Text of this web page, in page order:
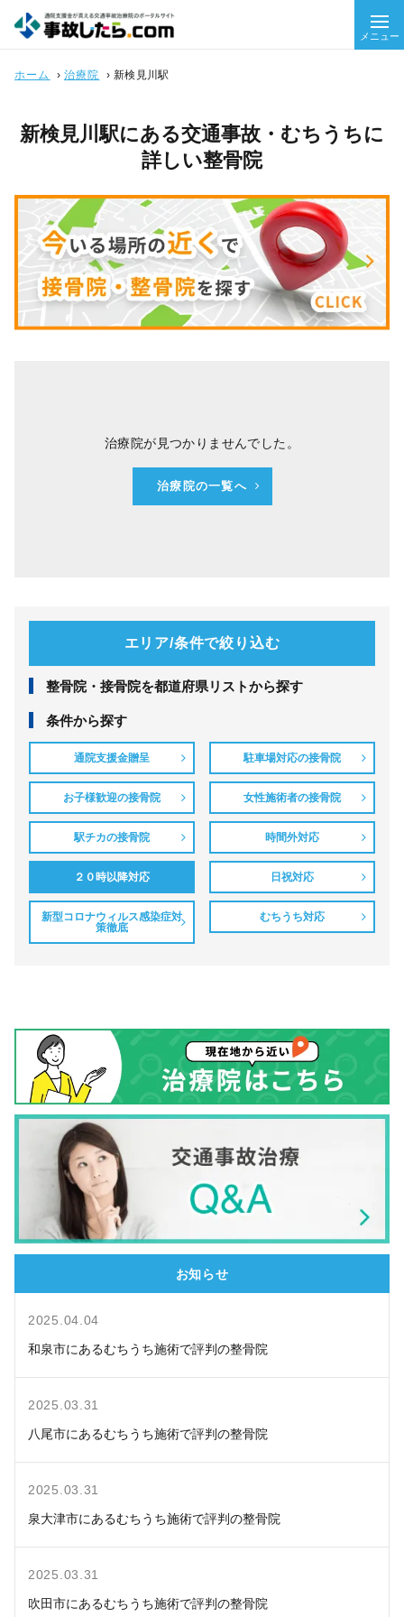
メニュー
ホーム › 治療院 › 新検見川駅
新検見川駅にある交通事故・むちうちに
詳しい整骨院
治療院が見つかりませんでした。
治療院の一覧へ
エリア/条件で絞り込む
整⾻院・接⾻院を都道府県リストから探す
条件から探す
通院支援金贈呈 駐車場対応の接骨院
お子様歓迎の接骨院 女性施術者の接骨院
駅チカの接骨院 時間外対応
２０時以降対応 日祝対応
新型コロナウィルス感染症対
策徹底
むちうち対応
お知らせ
2025.04.04
和泉市にあるむちうち施術で評判の整骨院
2025.03.31
八尾市にあるむちうち施術で評判の整骨院
2025.03.31
泉大津市にあるむちうち施術で評判の整骨院
2025.03.31
吹田市にあるむちうち施術で評判の整骨院